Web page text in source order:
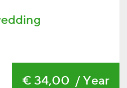
€ 34,00 / Year